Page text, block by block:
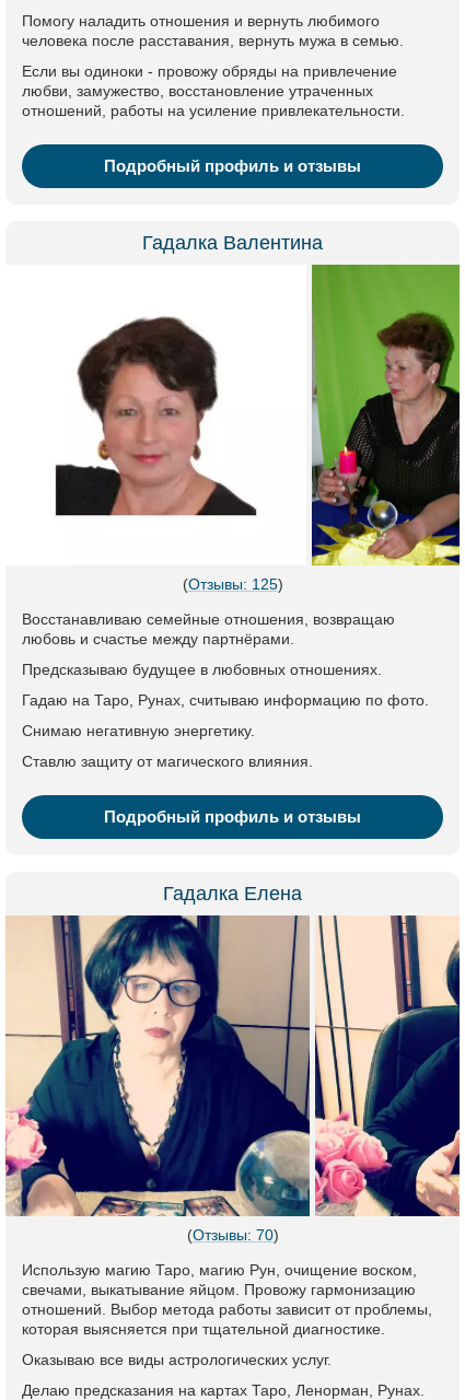
Помогу наладить отношения и вернуть любимого
человека после расставания, вернуть мужа в семью.
Если вы одиноки - провожу обряды на привлечение
любви, замужество, восстановление утраченных
отношений, работы на усиление привлекательности.
Подробный профиль и отзывы
Гадалка Валентина
(Отзывы: 125)
Восстанавливаю семейные отношения, возвращаю
любовь и счастье между партнёрами.
Предсказываю будущее в любовных отношениях.
Гадаю на Таро, Рунах, считываю информацию по фото.
Снимаю негативную энергетику.
Ставлю защиту от магического влияния.
Подробный профиль и отзывы
Гадалка Елена
(Отзывы: 70)
Использую магию Таро, магию Рун, очищение воском,
свечами, выкатывание яйцом. Провожу гармонизацию
отношений. Выбор метода работы зависит от проблемы,
которая выясняется при тщательной диагностике.
Оказываю все виды астрологических услуг.
Делаю предсказания на картах Таро, Ленорман, Рунах.